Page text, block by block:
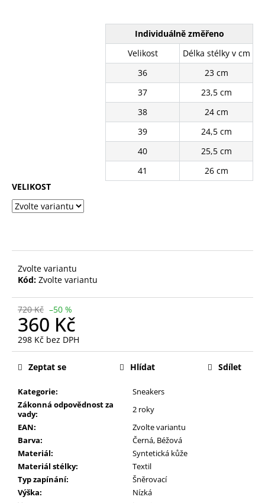
Individuálně změřeno
Velikost
Délka stélky v cm
36
23 cm
37
23,5 cm
38
24 cm
39
24,5 cm
40
25,5 cm
41
26 cm
VELIKOST
Zvolte variantu
Kód: Zvolte variantu
720 Kč –50 %
360 Kč
298 Kč bez DPH
Měrná
Kategorie:
Sneakers
Zákonná odpovědnost za
vady:
2 roky
EAN:
Zvolte variantu
Barva:
Černá, Béžová
Materiál:
Syntetická kůže
Materiál stélky:
Textil
Typ zapínání:
Šněrovací
Výška:
Nízká
Zeptat se Hlídat Sdílet
490
Kč